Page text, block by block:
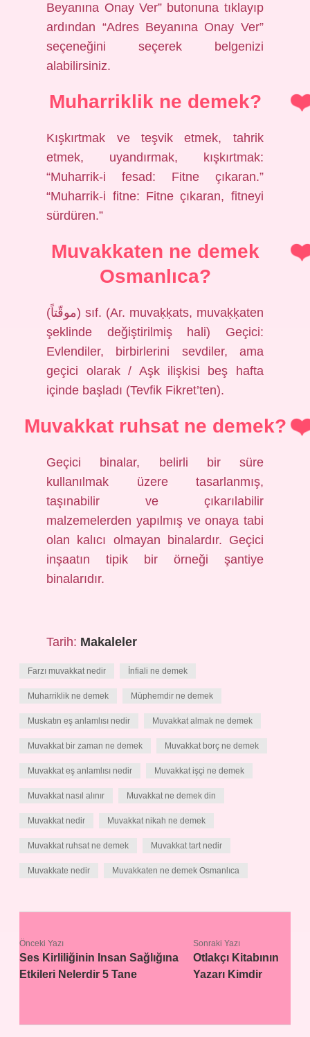
Beyanına Onay Ver” butonuna tıklayıp
ardından “Adres Beyanına Onay Ver”
seçeneğini seçerek belgenizi
alabilirsiniz.
Muharriklik ne demek?
Kışkırtmak ve teşvik etmek, tahrik
etmek, uyandırmak, kışkırtmak:
“Muharrik-i fesad: Fitne çıkaran.”
“Muharrik-i fitne: Fitne çıkaran, fitneyi
sürdüren.”
Muvakkaten ne demek
Osmanlıca?
(ﻣﻮﻗّﺘﺎً) sıf. (Ar. muvaḳḳats, muvaḳḳaten
şeklinde değiştirilmiş hali) Geçici:
Evlendiler, birbirlerini sevdiler, ama
geçici olarak / Aşk ilişkisi beş hafta
içinde başladı (Tevfik Fikret’ten).
Muvakkat ruhsat ne demek?
Geçici binalar, belirli bir süre
kullanılmak üzere tasarlanmış,
taşınabilir ve çıkarılabilir
malzemelerden yapılmış ve onaya tabi
olan kalıcı olmayan binalardır. Geçici
inşaatın tipik bir örneği şantiye
binalarıdır.
Tarih: Makaleler
Farzı muvakkat nedir İnfiali ne demek
Muharriklik ne demek Müphemdir ne demek
Muskatın eş anlamlısı nedir Muvakkat almak ne demek
Muvakkat bir zaman ne demek Muvakkat borç ne demek
Muvakkat eş anlamlısı nedir Muvakkat işçi ne demek
Muvakkat nasıl alınır Muvakkat ne demek din
Muvakkat nedir Muvakkat nikah ne demek
Muvakkat ruhsat ne demek Muvakkat tart nedir
Muvakkate nedir Muvakkaten ne demek Osmanlıca
Önceki Yazı
Ses Kirliliğinin Insan Sağlığına
Etkileri Nelerdir 5 Tane
Sonraki Yazı
Otlakçı Kitabının
Yazarı Kimdir